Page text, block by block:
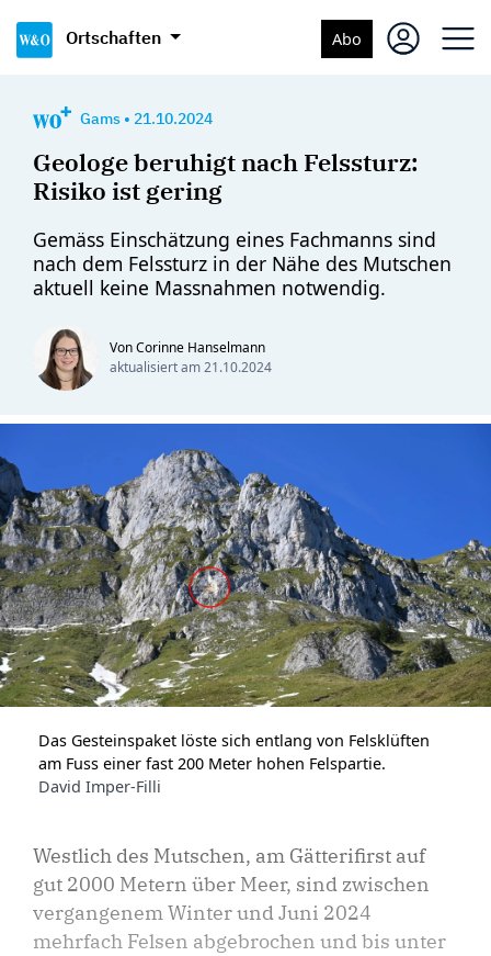
Ortschaften Abo
Gams • 21.10.2024
Geologe beruhigt nach Felssturz:
Risiko ist gering
Gemäss Einschätzung eines Fachmanns sind
nach dem Felssturz in der Nähe des Mutschen
aktuell keine Massnahmen notwendig.
Von Corinne Hanselmann
aktualisiert am21.10.2024
Das Gesteinspaket löste sich entlang von Felsklüften
am Fuss einer fast 200 Meter hohen Felspartie.
David Imper-Filli
Westlich des Mutschen, am Gätterifirst auf
gut 2000 Metern über Meer, sind zwischen
vergangenem Winter und Juni 2024
mehrfach Felsen abgebrochen und bis unter